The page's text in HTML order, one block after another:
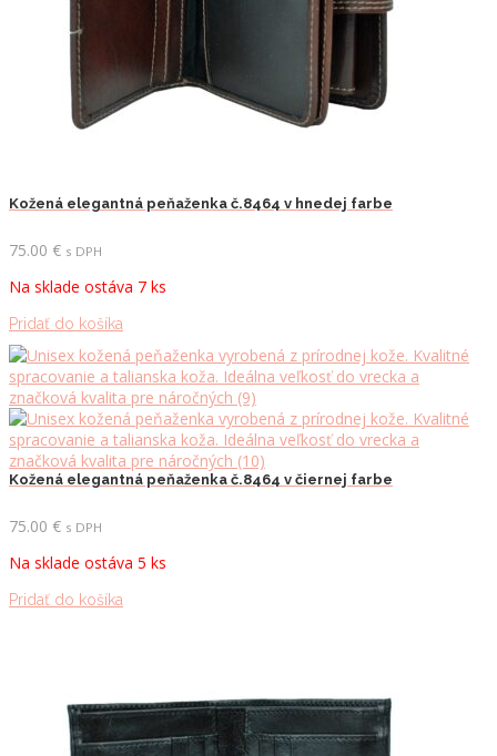
Kožená elegantná peňaženka č.8464 v hnedej farbe
75.00 € s DPH
Na sklade ostáva 7 ks
Pridať do košíka
Kožená elegantná peňaženka č.8464 v čiernej farbe
75.00 € s DPH
Na sklade ostáva 5 ks
Pridať do košíka